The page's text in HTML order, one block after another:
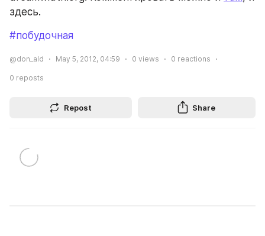
здесь.
#побудочная
@don_ald May 5, 2012, 04:59 0 views 0 reactions
0 reposts
Repost Share